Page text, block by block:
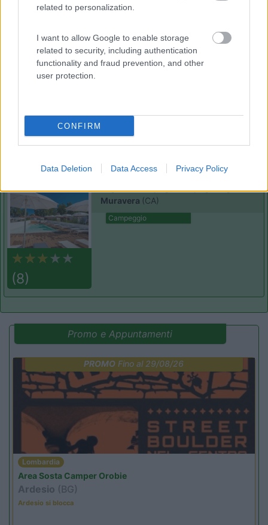
related to personalization.
I want to allow Google to enable storage
related to security, including authentication
functionality and fraud prevention, and other
user protection.
CONFIRM
Data Deletion Data Access Privacy Policy
7.9
(14)
Villaggio Camping Spiaggia del Riso
Villasimius(CA)
(8)
Tiliguerta Glamping & Camping Village
Muravera (CA)
Campeggio
Promo e Appuntamenti
PROMO Fino al 29/08/26
Lombardia
Area Sosta Camper Orobie
Ardesio (BG)
Ardesio si blocca